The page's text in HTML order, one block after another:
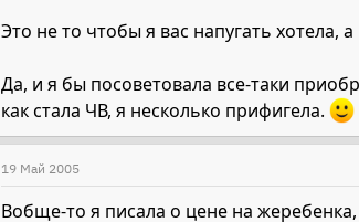
Это не то чтобы я вас напугать хотела,
Да, и я бы посоветовала все-таки
как стала ЧВ, я несколько прифигела.
19 Май 2005
Вобще-то я писала о цене на жеребенка,